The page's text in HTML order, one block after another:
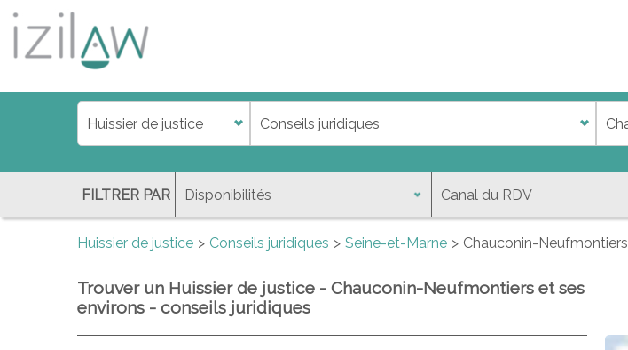
jdadi
fl
FILTRER PAR
Huissier de justice Conseils juridiques Seine-et-Marne Chauconin-Neufmontiers
Trouver un Huissier de justice - Chauconin-Neufmontiers et ses
environs - conseils juridiques